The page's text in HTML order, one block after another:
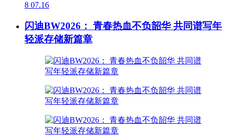
8 07.16
闪迪BW2026： 青春热血不负韶华 共同谱写年
轻派存储新篇章